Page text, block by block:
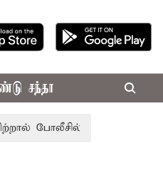
சந்தா
போலீசில் புகார்